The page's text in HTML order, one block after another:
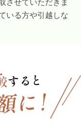
させていただきま
いる方や引越しな